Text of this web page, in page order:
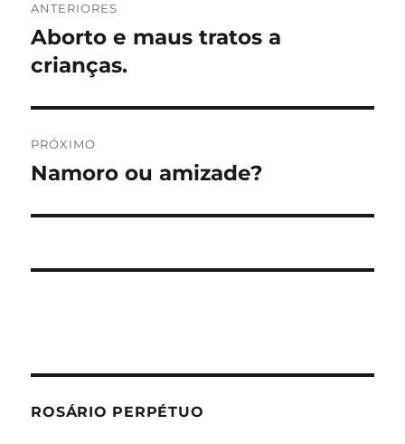
de
Post
ANTERIORES
Post
anterior:
Aborto e maus tratos a
crianças.
PRÓXIMO
Próximo
Namoro ou amizade?
ROSÁRIO PERPÉTUO